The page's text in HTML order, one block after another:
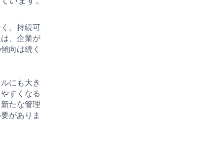
、持続可
、企業が
向は続く
にも大き
すくなる
たな管理
がありま